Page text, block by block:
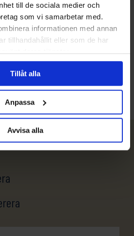
till de sociala medier och
som vi samarbetar med.
informationen med annan
tillhandahållit eller som de har
deras tjänster.
Tillåt alla
Anpassa
Avvisa alla
eller vill veta mer om denna